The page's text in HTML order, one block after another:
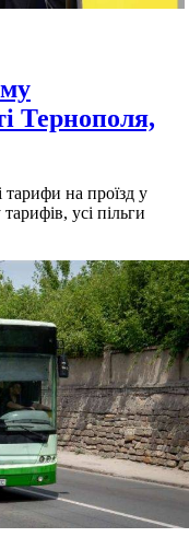
Тернополя,
тaрифи нa проїзд у
усі пільги